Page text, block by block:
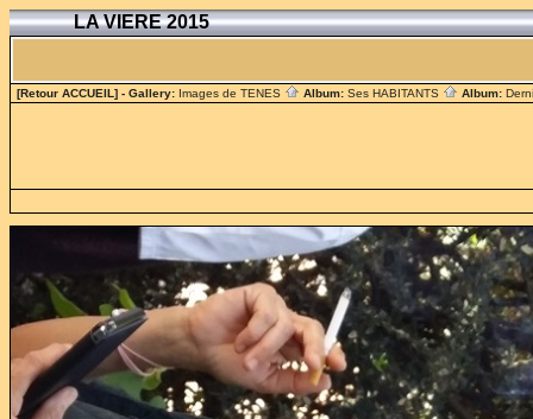
LA VIERE 2015
[Retour ACCUEIL] - Gallery: Images de TENES Album: Ses HABITANTS Album: